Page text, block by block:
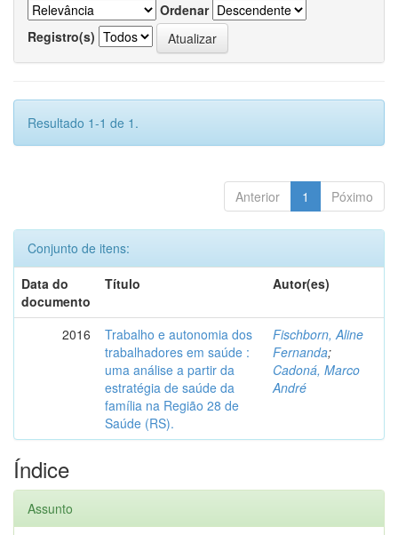
Ordenar
Registro(s)
Resultado 1-1 de 1.
Anterior 1 Póximo
Conjunto de itens:
Data do
documento
Título Autor(es)
2016
Trabalho e autonomia dos
trabalhadores em saúde :
uma análise a partir da
estratégia de saúde da
família na Região 28 de
Saúde (RS).
Fischborn, Aline
Fernanda;
Cadoná, Marco
André
Índice
Assunto